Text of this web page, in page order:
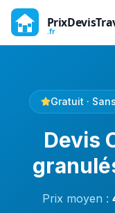
Gratuit ·
Devis
Prix moyen :